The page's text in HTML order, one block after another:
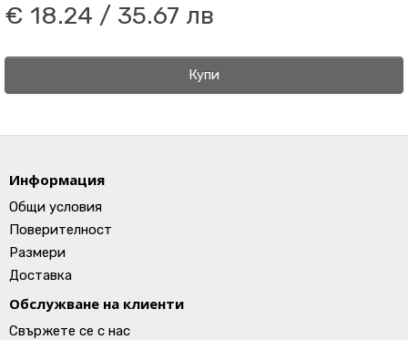
€ 18.24 / 35.67 лв
Купи
Информация
Общи условия
Поверителност
Размери
Доставка
Обслужване на клиенти
Свържете се с нас